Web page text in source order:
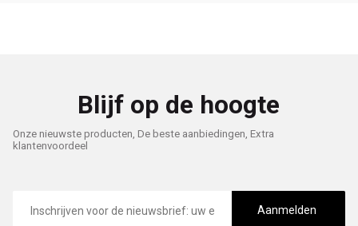
Blijf op de hoogte
Onze nieuwste producten, De beste aanbiedingen, Extra
klantenvoordeel
mailadres
Aanmelden